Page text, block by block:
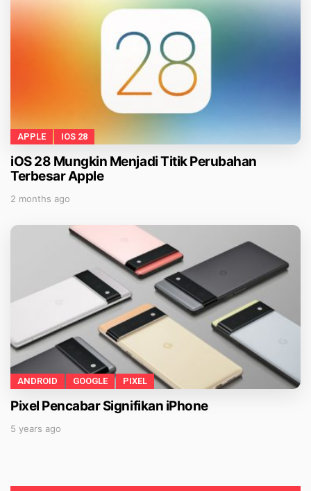
APPLE IOS 28
iOS 28 Mungkin Menjadi Titik Perubahan
Terbesar Apple
2 months ago
ANDROID GOOGLE PIXEL
Pixel Pencabar Signifikan iPhone
5 years ago